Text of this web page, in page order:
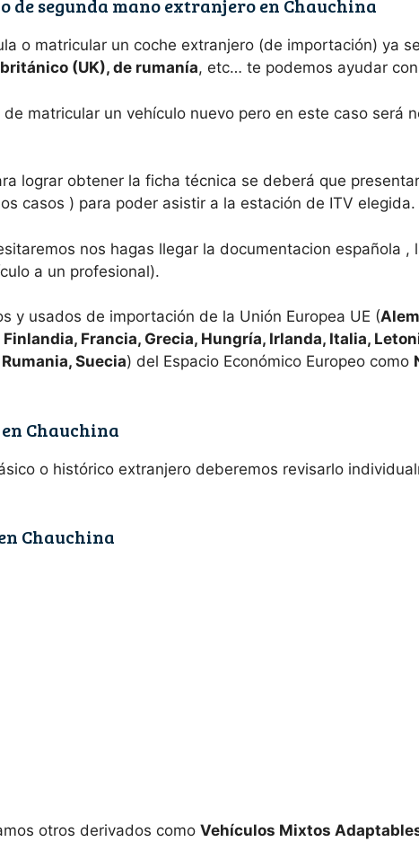
de segunda mano extranjero en Chauchina
o matricular un coche extranjero (de importación) ya
(UK), de rumanía, etc… te podemos ayudar
matricular un vehículo nuevo pero en este caso será
lograr obtener la ficha técnica se deberá que
casos ) para poder asistir a la estación de ITV elegida.
nos hagas llegar la documentacion española
a un profesional).
y usados de importación de la Unión Europea UE (
Francia, Grecia, Hungría, Irlanda, Italia,
Suecia) del Espacio Económico Europeo como
Chauchina
o histórico extranjero deberemos revisarlo
Chauchina
otros derivados como Vehículos Mixtos